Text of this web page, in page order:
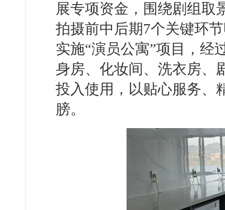
展专项资金，围绕剧组取
拍摄前中后期7个关键环
实施“演员公寓”项目，经
身房、化妆间、洗衣房、
投入使用，以贴心服务、
膀。